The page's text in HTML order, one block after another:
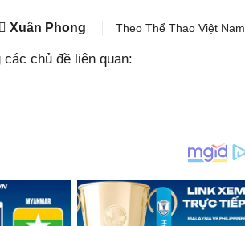
Xuân Phong Theo Thể Thao Việt Nam
các chủ đề liên quan: